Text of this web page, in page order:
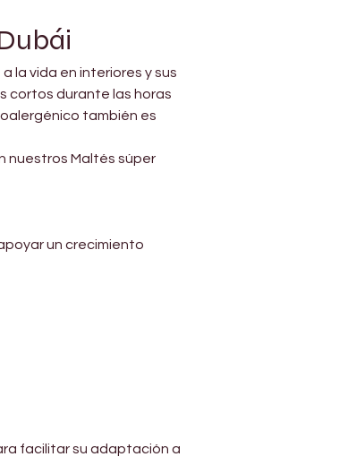
la vida en interiores y sus
cortos durante las horas
también es
nuestros Maltés súper
un crecimiento
facilitar su adaptación a